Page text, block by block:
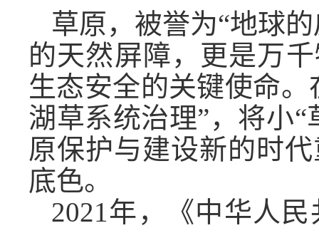
草原，被誉为“地球
的天然屏障，更是万
生态安全的关键使命
湖草系统治理”，将小
原保护与建设新的时
底色。
2021年，《中华人